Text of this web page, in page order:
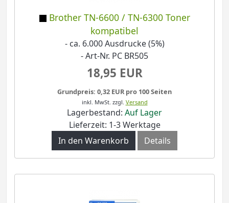
Brother TN-6600 / TN-6300 Toner
kompatibel
- ca. 6.000 Ausdrucke (5%)
- Art-Nr. PC BR505
18,95 EUR
Grundpreis: 0,32 EUR pro 100 Seiten
inkl. MwSt. zzgl. Versand
Lagerbestand: Auf Lager
Lieferzeit: 1-3 Werktage
In den Warenkorb
Details